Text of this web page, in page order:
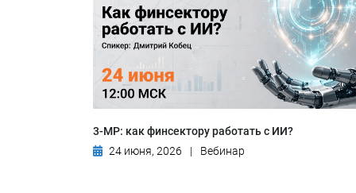
3-МР: как финсектору работать с ИИ?
24 июня, 2026
| Вебинар